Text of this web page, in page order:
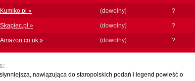
Kumiko.pl » (dowolny) ?
Skapiec.pl » (dowolny) ?
Amazon.co.uk » (dowolny) ?
nawiązująca do staropolskich podań i legend powieść o